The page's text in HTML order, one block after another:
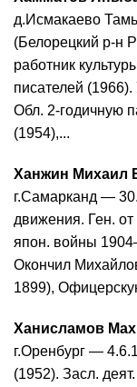
д.Исмакаево
(Белорецкий р-н
работник
писателей
Обл. 2-годичную
(1954),...
Ханжин Михаил
г.Самарканд —
движения. Ген. от
япон. войны
Окончил
1899),
Ханисламов
г.Оренбург —
(1952). Засл.